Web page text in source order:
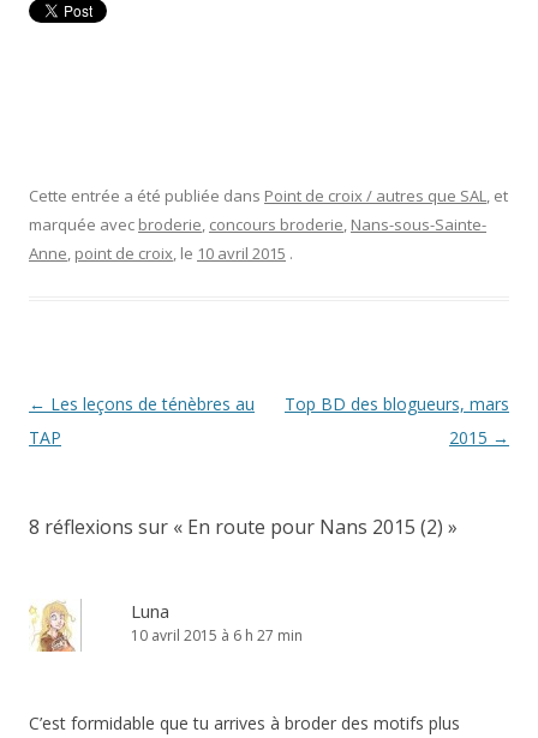
Cette entrée a été publiée dans Point de croix / autres que SAL, et
marquée avec broderie, concours broderie, Nans-sous-Sainte-
Anne, point de croix, le 10 avril 2015 .
Navigation
des
← Les leçons de ténèbres au
TAP
Top BD des blogueurs, mars
2015 →
8 réflexions sur « En route pour Nans 2015 (2) »
Luna
10 avril 2015 à 6 h 27 min
C’est formidable que tu arrives à broder des motifs plus